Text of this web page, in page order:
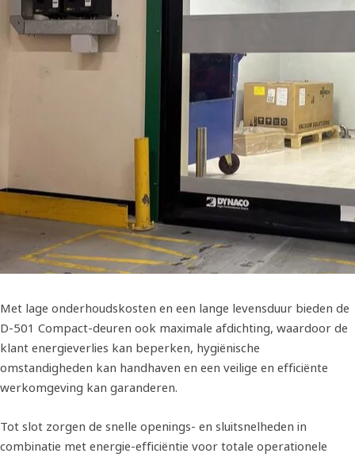
Met lage onderhoudskosten en een lange levensduur bieden de
D-501 Compact-deuren ook maximale afdichting, waardoor de
klant energieverlies kan beperken, hygiënische
omstandigheden kan handhaven en een veilige en efficiënte
werkomgeving kan garanderen.
Tot slot zorgen de snelle openings- en sluitsnelheden in
combinatie met energie-efficiëntie voor totale operationele